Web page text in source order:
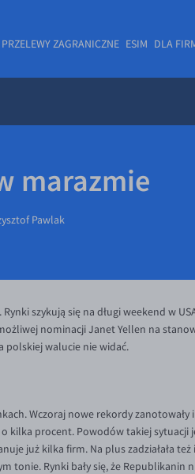
PRZELEWY ZAGRANICZNE ESIM DLA
marazmie
Pawlak
szykują się na długi weekend w
nominacji Janet Yellen na
polskiej walucie nie widać.
Wczoraj nowe rekordy zanotowały
kilka procent. Powodów takiej
już kilka firm. Na plus zadziałała
tonie. Rynki bały się, że Republikanin